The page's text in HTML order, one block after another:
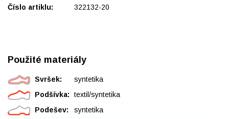
Číslo artiklu:
322132-20
Použité materiály
Svršek:
syntetika
Podšívka:
textil/syntetika
Podešev:
syntetika